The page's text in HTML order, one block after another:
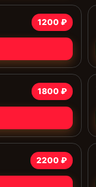
1200 ₽
1800 ₽
2200 ₽